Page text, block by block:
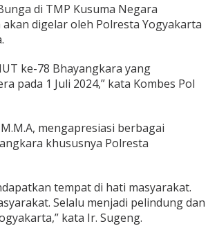
di TMP Kusuma Negara
digelar oleh Polresta Yogyakarta
ke-78 Bhayangkara yang
pada 1 Juli 2024,” kata Kombes Pol
mengapresiasi berbagai
khususnya Polresta
tempat di hati masyarakat.
Selalu menjadi pelindung dan
kata Ir. Sugeng.